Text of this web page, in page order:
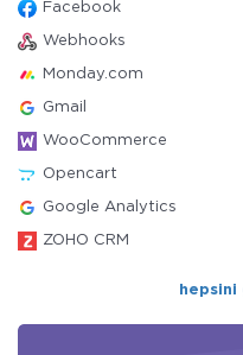
Facebook
Webhooks
Monday.com
Gmail
WooCommerce
Opencart
Google Analytics
ZOHO CRM
hepsini